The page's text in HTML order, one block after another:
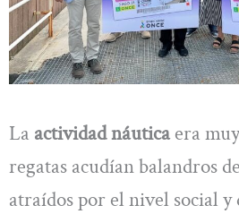
La actividad náuticaera
regatas acudían balandros
atraídos por el nivel social y